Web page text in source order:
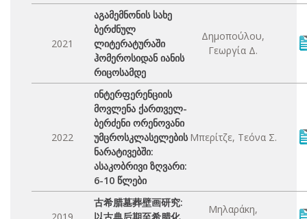
2021
აგამემნონის სახე
ბერძნულ
ლიტერატურაში
ჰომეროსიდან იანის
რიცოსამდე
Δημοπούλου,
Γεωργία Δ.
2022
ინტერფერენციის
მოვლენა ქართველ-
ბერძენი ორენოვანი
უმცროსკლასელების
ნარატივებში:
ასაკობრივი ზღვარი:
6-10 წლები
Μπερίτζε, Τεόνα Σ.
古希腊墓葬壁画研究:
Μηλαράκη,